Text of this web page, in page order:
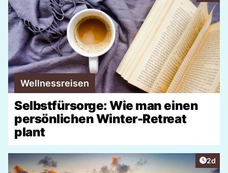
Wellnessreisen
Selbstfürsorge: Wie man einen
persönlichen Winter-Retreat
plant
2d